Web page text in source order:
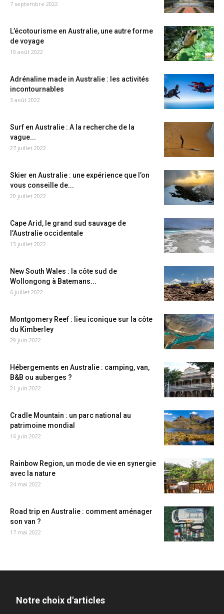
7 septembre 2022
L’écotourisme en Australie, une autre forme
de voyage
10 août 2022
Adrénaline made in Australie : les activités
incontournables
3 août 2022
Surf en Australie : A la recherche de la
vague...
27 juillet 2022
Skier en Australie : une expérience que l’on
vous conseille de...
20 juillet 2022
Cape Arid, le grand sud sauvage de
l’Australie occidentale
13 juillet 2022
New South Wales : la côte sud de
Wollongong à Batemans...
6 juillet 2022
Montgomery Reef : lieu iconique sur la côte
du Kimberley
29 juin 2022
Hébergements en Australie : camping, van,
B&B ou auberges ?
21 juin 2022
Cradle Mountain : un parc national au
patrimoine mondial
16 juin 2022
Rainbow Region, un mode de vie en synergie
avec la nature
24 mai 2022
Road trip en Australie : comment aménager
son van ?
17 mai 2022
Notre choix d'articles